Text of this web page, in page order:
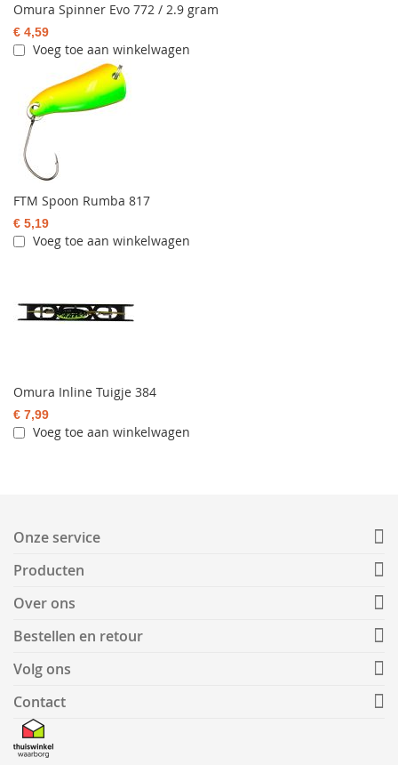
Omura Spinner Evo 772 / 2.9 gram
€ 4,59
Voeg toe aan winkelwagen
FTM Spoon Rumba 817
€ 5,19
Voeg toe aan winkelwagen
Omura Inline Tuigje 384
€ 7,99
Voeg toe aan winkelwagen
Onze service
Producten
Over ons
Bestellen en retour
Volg ons
Contact